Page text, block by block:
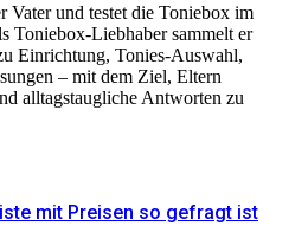
Vater und testet die Toniebox im
Toniebox-Liebhaber sammelt er
Einrichtung, Tonies-Auswahl,
– mit dem Ziel, Eltern
alltagstaugliche Antworten zu
mit Preisen so gefragt ist